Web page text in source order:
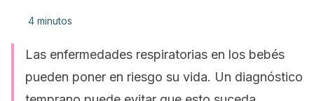
4 minutos
Las enfermedades respiratorias en los bebés
pueden poner en riesgo su vida. Un diagnóstico